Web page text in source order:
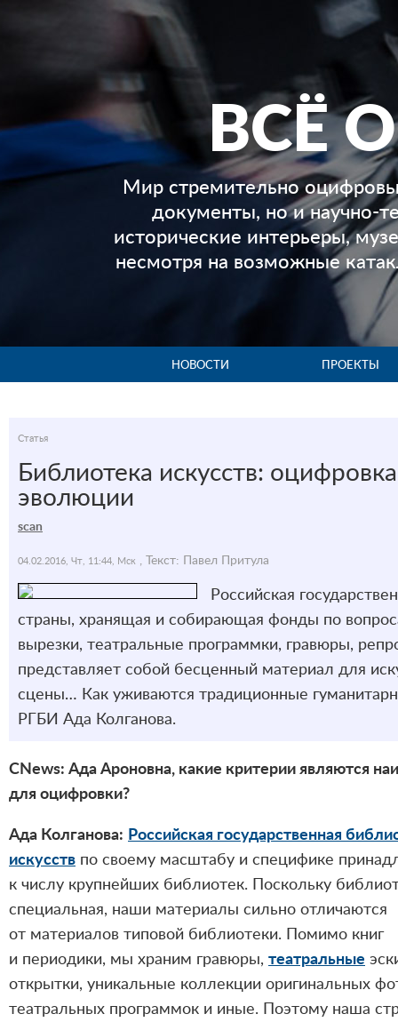
ВСЁ
Мир стремительно
документы, но и научно-
исторические интерьеры,
несмотря на возможные
НОВОСТИ ПРОЕКТЫ
Статья
Библиотека искусств:
эволюции
scan
04.02.2016, Чт, 11:44, Мск , Текст: Павел Притула
Российская
страны, хранящая и собирающая фонды по
вырезки, театральные программки, гравюры,
представляет собой бесценный материал для
сцены… Как уживаются традиционные
РГБИ Ада Колганова.
CNews: Ада Ароновна, какие критерии являются
для оцифровки?
Ада Колганова: Российская государственная
искусств по своему масштабу и специфике
к числу крупнейших библиотек. Поскольку
специальная, наши материалы сильно отличаются
от материалов типовой библиотеки. Помимо книг
и периодики, мы храним гравюры, театральные
открытки, уникальные коллекции оригинальных
театральных программок и иные. Поэтому наша